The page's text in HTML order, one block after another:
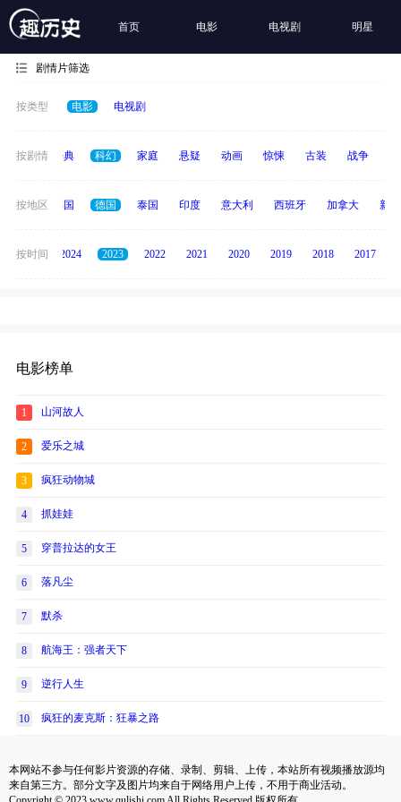
首页 电影 电视剧 明星
剧情片筛选
按类型 电影 电视剧
按剧情
恐怖 经典 科幻 家庭 悬疑 动画 惊悚 古装 战争
按地区
日本 韩国 德国 泰国 印度 意大利 西班牙 加拿大 新
按时间
2025 2024 2023 2022 2021 2020 2019 2018 2017
电影榜单
1 山河故人
2 爱乐之城
3 疯狂动物城
4 抓娃娃
5 穿普拉达的女王
6 落凡尘
7 默杀
8 航海王：强者天下
9 逆行人生
10 疯狂的麦克斯：狂暴之路
本网站不参与任何影片资源的存储、录制、剪辑、上传，本站所有视频播放源均
来自第三方。部分文字及图片均来自于网络用户上传，不用于商业活动。